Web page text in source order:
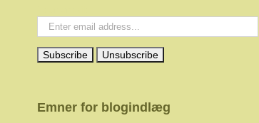
Emner for blogindlæg